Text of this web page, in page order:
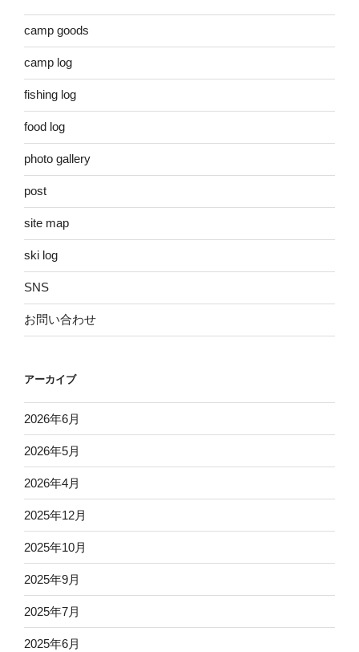
camp goods
camp log
fishing log
food log
photo gallery
post
site map
ski log
SNS
お問い合わせ
アーカイブ
2026年6月
2026年5月
2026年4月
2025年12月
2025年10月
2025年9月
2025年7月
2025年6月